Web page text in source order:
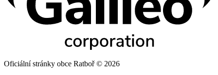
Oficiální stránky obce Ratboř © 2026